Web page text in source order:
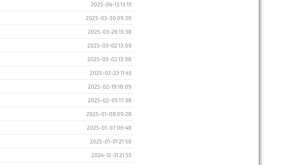
2025-04-13 13:13
2025-03-30 09:30
2025-03-26 13:38
2025-03-02 13:09
2025-03-02 13:06
2025-02-23 11:43
2025-02-19 18:09
2025-02-05 17:38
2025-01-08 09:28
2025-01-07 06:48
2025-01-01 21:58
2024-12-31 21:55